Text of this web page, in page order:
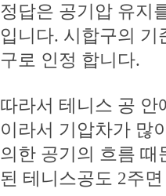
정답은 공기압 유지
입니다. 시합구의
구로 인정 합니다.
따라서 테니스 공 안
이라서 기압차가 많
의한 공기의 흐름 때
된 테니스공도 2주